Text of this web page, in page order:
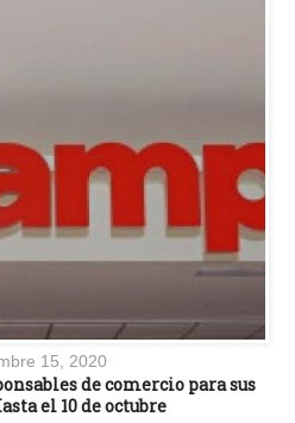
15, 2020
de comercio para sus
el 10 de octubre